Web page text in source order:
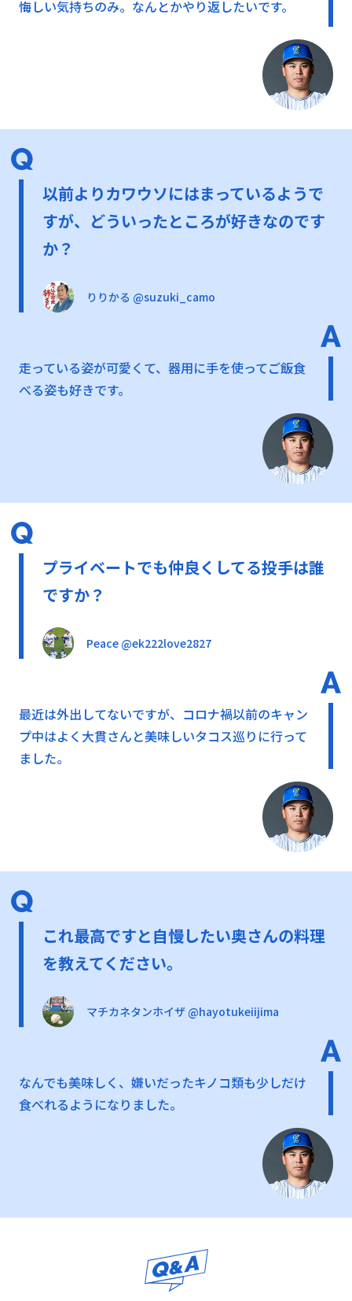
悔しい気持ちのみ。なんとかやり返したいです。
以前よりカワウソにはまっているようで
すが、どういったところが好きなのです
か？
りりかる @suzuki_camo
走っている姿が可愛くて、器用に手を使ってご飯食
べる姿も好きです。
プライベートでも仲良くしてる投手は誰
ですか？
Peace @ek222love2827
最近は外出してないですが、コロナ禍以前のキャン
プ中はよく大貫さんと美味しいタコス巡りに行って
ました。
これ最高ですと自慢したい奥さんの料理
を教えてください。
マチカネタンホイザ @hayotukeiijima
なんでも美味しく、嫌いだったキノコ類も少しだけ
食べれるようになりました。